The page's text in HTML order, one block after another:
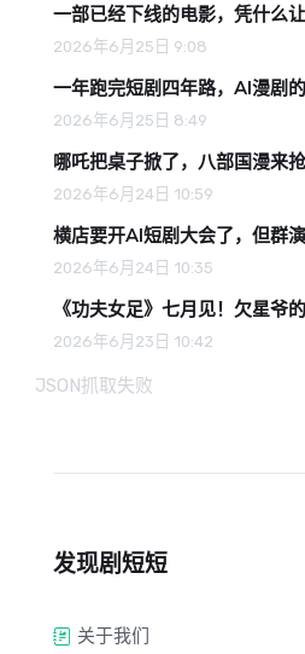
一部已经下线的电影，凭什么
2026年6月25日 9:08
一年跑完短剧四年路，AI漫剧
2026年6月25日 8:49
哪吒把桌子掀了，八部国漫来
2026年6月24日 10:59
横店要开AI短剧大会了，但群
2026年6月24日 10:35
《功夫女足》七月见！欠星爷
2026年6月23日 10:42
JSON抓取失败
发现剧短短
关于我们